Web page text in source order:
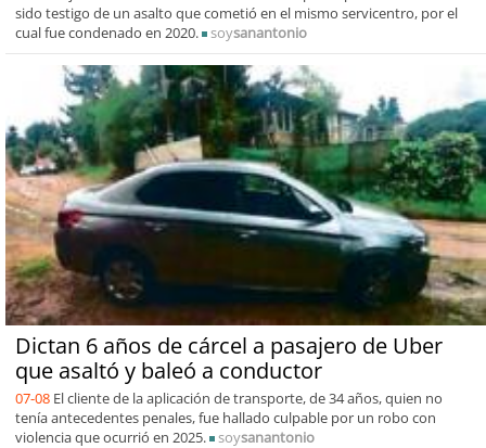
sido testigo de un asalto que cometió en el mismo servicentro, por el
cual fue condenado en 2020.
soysanantonio
Dictan 6 años de cárcel a pasajero de Uber
que asaltó y baleó a conductor
07-08 El cliente de la aplicación de transporte, de 34 años, quien no
tenía antecedentes penales, fue hallado culpable por un robo con
violencia que ocurrió en 2025.
soysanantonio